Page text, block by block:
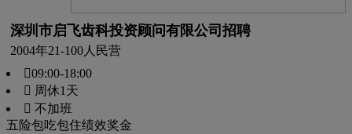
深圳市启飞齿科投资顾问有限公司招聘
2004年21-100人 民营
09:00-18:00
 周休1天
 不加班
五险包吃包住绩效奖金